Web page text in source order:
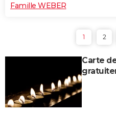
Famille WEBER
1 2
Carte